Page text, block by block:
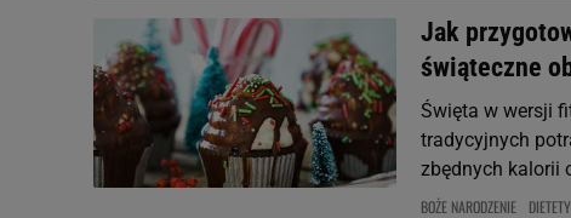
Jak
świąteczne
Święta w wersji
tradycyjnych
zbędnych kalorii
BOŻE NARODZENIE